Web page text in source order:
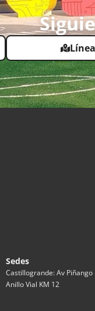
Sedes
Castillogrande: Av Piñango
Anillo Vial KM 12